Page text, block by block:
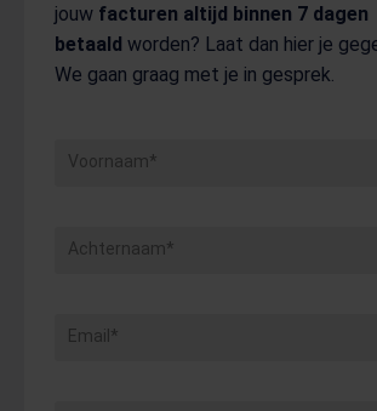
jouw facturen altijd binnen 7 dagen
betaald worden? Laat dan hier je
We gaan graag met je in gesprek.
Voornaam*
Achternaam*
Email*